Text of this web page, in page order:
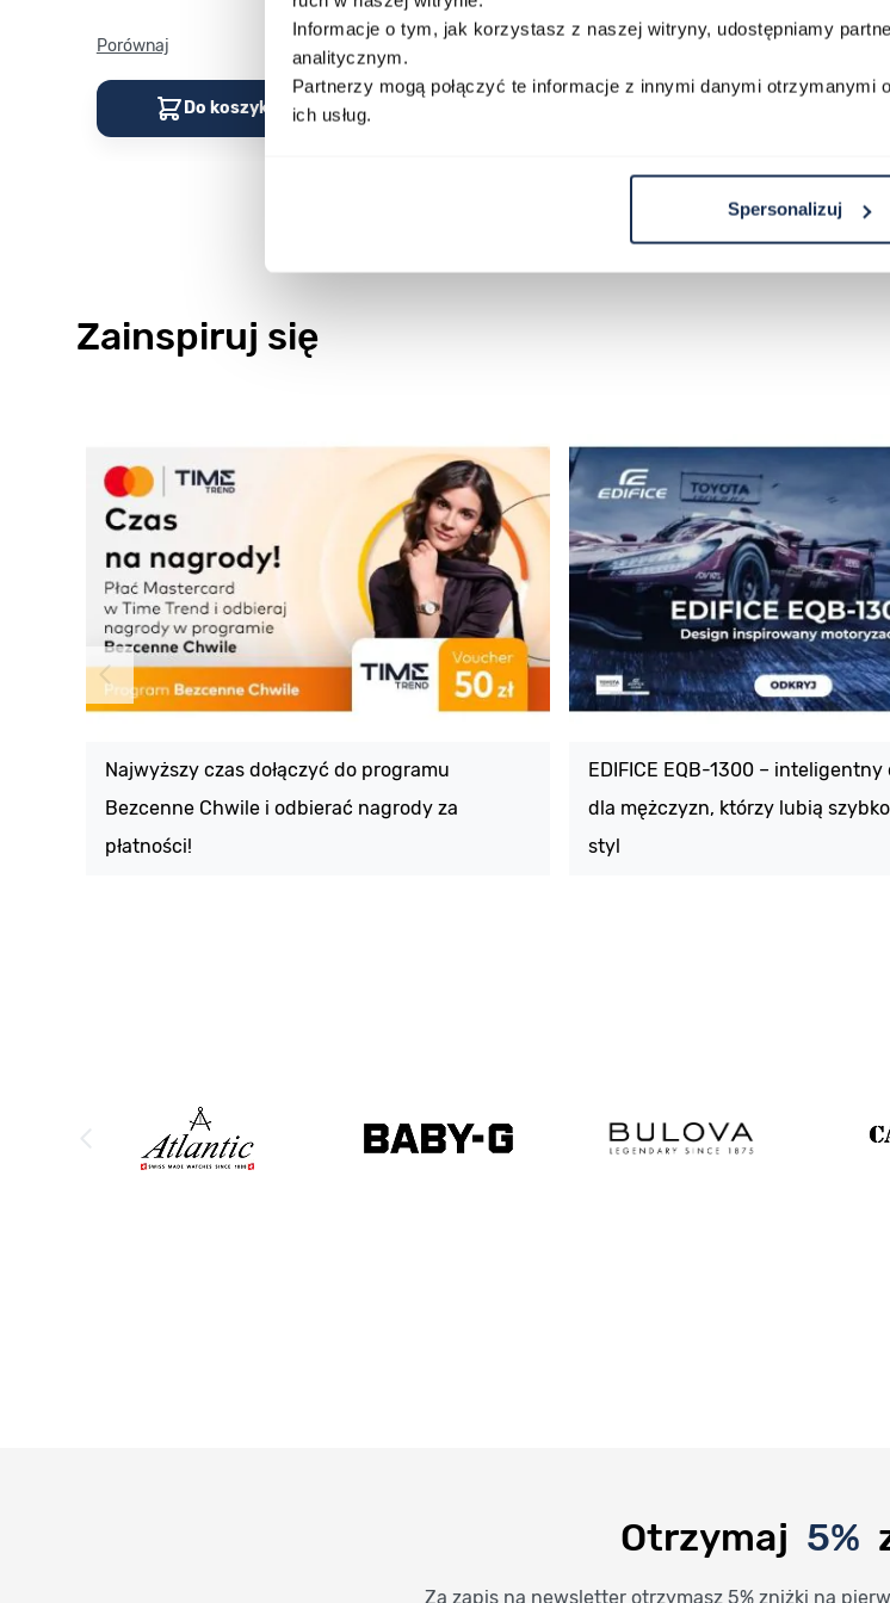
Informacje o tym, jak korzystasz z naszej witryny, udostępniamy
analitycznym.
Partnerzy mogą połączyć te informacje z innymi danymi
ich usług.
Spersonalizuj
Porównaj
Do koszyka
Porównaj Porównaj
Zainspiruj się
Najwyższy czas dołączyć do programu
Bezcenne Chwile i odbierać nagrody za
płatności!
EDIFICE EQB-1300 –
dla mężczyzn, którzy lubią
styl
Otrzymaj 5%
Za zapis na newsletter otrzymasz 5% zniżki na